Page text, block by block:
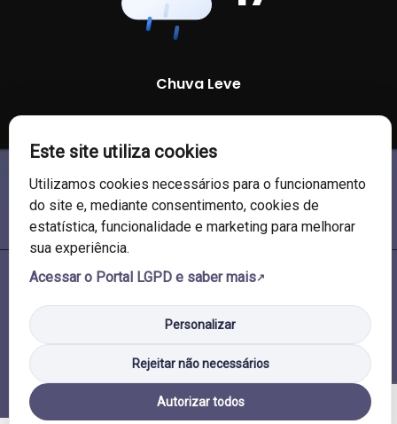
Chuva Leve
reservados.
Este site utiliza cookies
Utilizamos cookies necessários para o funcionamento
do site e, mediante consentimento, cookies de
estatística, funcionalidade e marketing para melhorar
sua experiência.
Acessar o Portal LGPD e saber mais
Personalizar
Rejeitar não necessários
Autorizar todos